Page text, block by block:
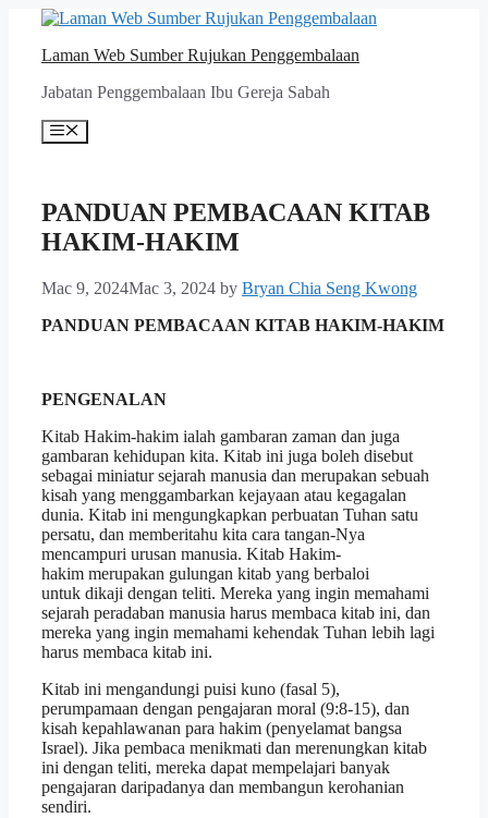
contentLaman Web Sumber Rujukan Penggembalaan
Jabatan Penggembalaan Ibu Gereja Sabah
Menu
PANDUAN PEMBACAAN KITAB
HAKIM-HAKIM
Mac 9, 2024Mac 3, 2024 by Bryan Chia Seng Kwong
PANDUAN PEMBACAAN KITAB HAKIM-HAKIM
PENGENALAN
Kitab Hakim-hakim ialah gambaran zaman dan juga
gambaran kehidupan kita. Kitab ini juga boleh disebut
sebagai miniatur sejarah manusia dan merupakan sebuah
kisah yang menggambarkan kejayaan atau kegagalan
dunia. Kitab ini mengungkapkan perbuatan Tuhan satu
persatu, dan memberitahu kita cara tangan-Nya
mencampuri urusan manusia. Kitab Hakim-
hakim merupakan gulungan kitab yang berbaloi
untuk dikaji dengan teliti. Mereka yang ingin memahami
sejarah peradaban manusia harus membaca kitab ini, dan
mereka yang ingin memahami kehendak Tuhan lebih lagi
harus membaca kitab ini.
Kitab ini mengandungi puisi kuno (fasal 5),
perumpamaan dengan pengajaran moral (9:8-15), dan
kisah kepahlawanan para hakim (penyelamat bangsa
Israel). Jika pembaca menikmati dan merenungkan kitab
ini dengan teliti, mereka dapat mempelajari banyak
pengajaran daripadanya dan membangun kerohanian
sendiri.